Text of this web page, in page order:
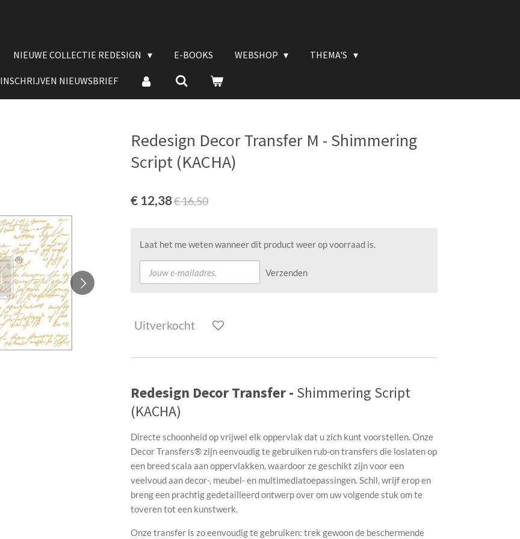
NIEUWE COLLECTIE REDESIGN E-BOOKS WEBSHOP THEMA'S
INSCHRIJVEN NIEUWSBRIEF
Redesign Decor Transfer M - Shimmering
Script (KACHA)
€ 12,38€ 16,50
Laat het me weten wanneer dit product weer op voorraad is.
Verzenden
Uitverkocht
Redesign Decor Transfer - Shimmering Script
(KACHA)
Directe schoonheid op vrijwel elk oppervlak dat u zich kunt voorstellen. Onze
Decor Transfers® zijn eenvoudig te gebruiken rub-on transfers die loslaten op
een breed scala aan oppervlakken, waardoor ze geschikt zijn voor een
veelvoud aan decor-, meubel- en multimediatoepassingen. Schil, wrijf erop en
breng een prachtig gedetailleerd ontwerp over om uw volgende stuk om te
toveren tot een kunstwerk.
Onze transfer is zo eenvoudig te gebruiken: trek gewoon de beschermende